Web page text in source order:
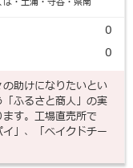
0
0
助けになりたいとい
ふるさと商人」の実
す。工場直売所で
」、「ベイクドチー